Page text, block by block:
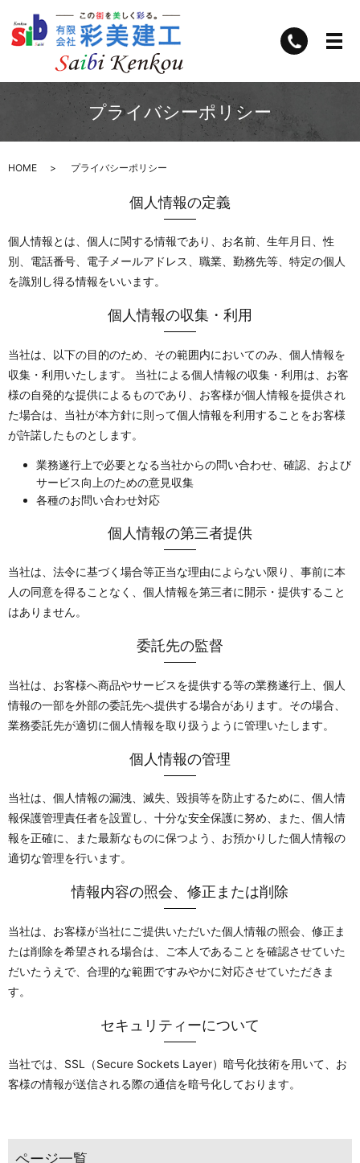
プライバシーポリシー
HOME プライバシーポリシー
個人情報の定義
個人情報とは、個人に関する情報であり、お名前、生年月日、性
別、電話番号、電子メールアドレス、職業、勤務先等、特定の個人
を識別し得る情報をいいます。
個人情報の収集・利用
当社は、以下の目的のため、その範囲内においてのみ、個人情報を
収集・利用いたします。 当社による個人情報の収集・利用は、お客
様の自発的な提供によるものであり、お客様が個人情報を提供され
た場合は、当社が本方針に則って個人情報を利用することをお客様
が許諾したものとします。
業務遂行上で必要となる当社からの問い合わせ、確認、および
サービス向上のための意見収集
各種のお問い合わせ対応
個人情報の第三者提供
当社は、法令に基づく場合等正当な理由によらない限り、事前に本
人の同意を得ることなく、個人情報を第三者に開示・提供すること
はありません。
委託先の監督
当社は、お客様へ商品やサービスを提供する等の業務遂行上、個人
情報の一部を外部の委託先へ提供する場合があります。その場合、
業務委託先が適切に個人情報を取り扱うように管理いたします。
個人情報の管理
当社は、個人情報の漏洩、滅失、毀損等を防止するために、個人情
報保護管理責任者を設置し、十分な安全保護に努め、また、個人情
報を正確に、また最新なものに保つよう、お預かりした個人情報の
適切な管理を行います。
情報内容の照会、修正または削除
当社は、お客様が当社にご提供いただいた個人情報の照会、修正ま
たは削除を希望される場合は、ご本人であることを確認させていた
だいたうえで、合理的な範囲ですみやかに対応させていただきま
す。
セキュリティーについて
当社では、SSL（Secure Sockets Layer）暗号化技術を用いて、お
客様の情報が送信される際の通信を暗号化しております。